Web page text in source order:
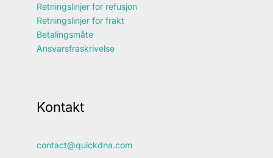
Retningslinjer for refusjon
Retningslinjer for frakt
Betalingsmåte
Ansvarsfraskrivelse
Kontakt
contact@quickdna.com